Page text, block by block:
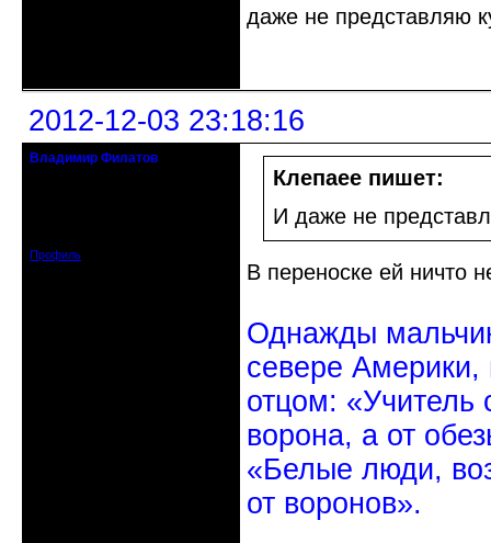
даже не представляю
2012-12-03 23:18:16
Владимир Филатов
Профиль
Клепаee пишет:
И даже не
В переноске ей ничто
Однажды
севере
отцом: «Учитель
ворона, а от
«Белые люди,
от воронов».